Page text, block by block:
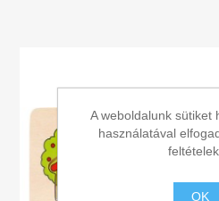
A weboldalunk sütiket
használatával
OK